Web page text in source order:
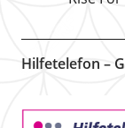
Hilfetelefon –